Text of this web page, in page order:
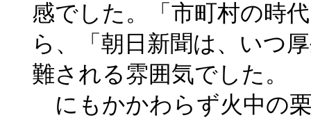
感でした。「市町村の時
ら、「朝日新聞は、いつ
難される雰囲気でした。
にもかかわらず火中の